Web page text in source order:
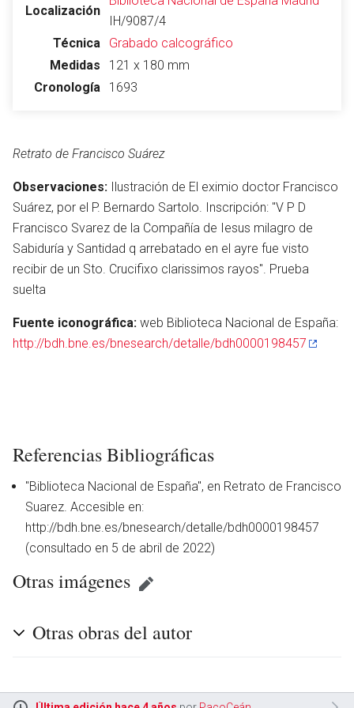
en
Localización
IH/9087/4
Técnica
Grabado calcográfico
Medidas
121 x 180 mm
Cronología
1693
Retrato de Francisco Suárez
Observaciones: Ilustración de El eximio doctor Francisco
Suárez, por el P. Bernardo Sartolo. Inscripción: "V P D
Francisco Svarez de la Compañía de Iesus milagro de
Sabiduría y Santidad q arrebatado en el ayre fue visto
recibir de un Sto. Crucifixo clarissimos rayos". Prueba
suelta
Fuente iconográfica: web Biblioteca Nacional de España:
http://bdh.bne.es/bnesearch/detalle/bdh0000198457
Referencias Bibliográficas
"Biblioteca Nacional de España", en Retrato de Francisco
Suarez. Accesible en:
http://bdh.bne.es/bnesearch/detalle/bdh0000198457
(consultado en 5 de abril de 2022)
Otras imágenes
Otras obras del autor